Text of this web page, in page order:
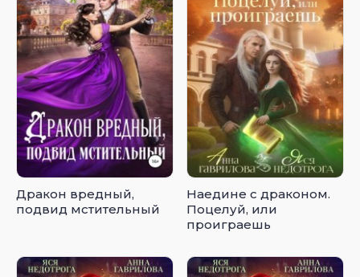
Дракон вредный,
подвид мстительный
Наедине с драконом.
Поцелуй, или
проиграешь